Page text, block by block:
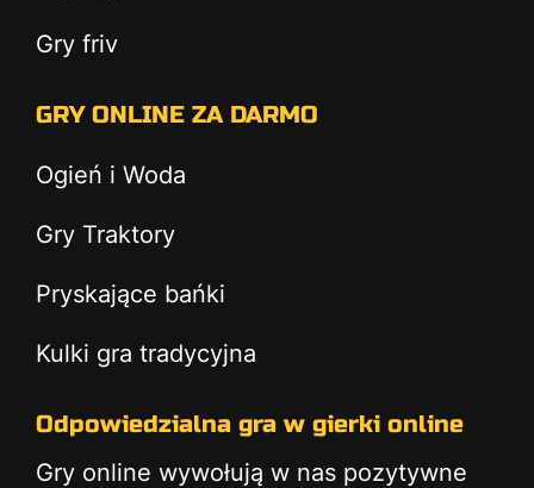
Gry friv
GRY ONLINE ZA DARMO
Ogień i Woda
Gry Traktory
Pryskające bańki
Kulki gra tradycyjna
Odpowiedzialna gra w gierki online
Gry online wywołują w nas pozytywne